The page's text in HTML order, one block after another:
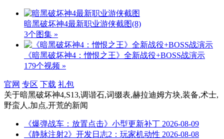
暗黑破坏神4最新职业游侠截图(8)
3个图集 »
《暗黑破坏神4：憎恨之王》全新战役+BOSS战演示
179个视频 »
官网 专区 下载 礼包
关于暗黑破坏神4,S13,调谐石,词缀表,赫拉迪姆方块,装备,术士,
野蛮人,加点,开荒的新闻
《爆弹战车：放置点击》小型更新补丁 2026-08-09
《静脉注射2》开发日志2：玩家机动性 2026-08-08